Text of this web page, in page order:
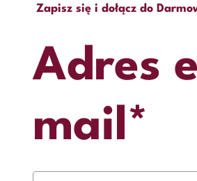
Zapisz się i dołącz do
Adres
mail*